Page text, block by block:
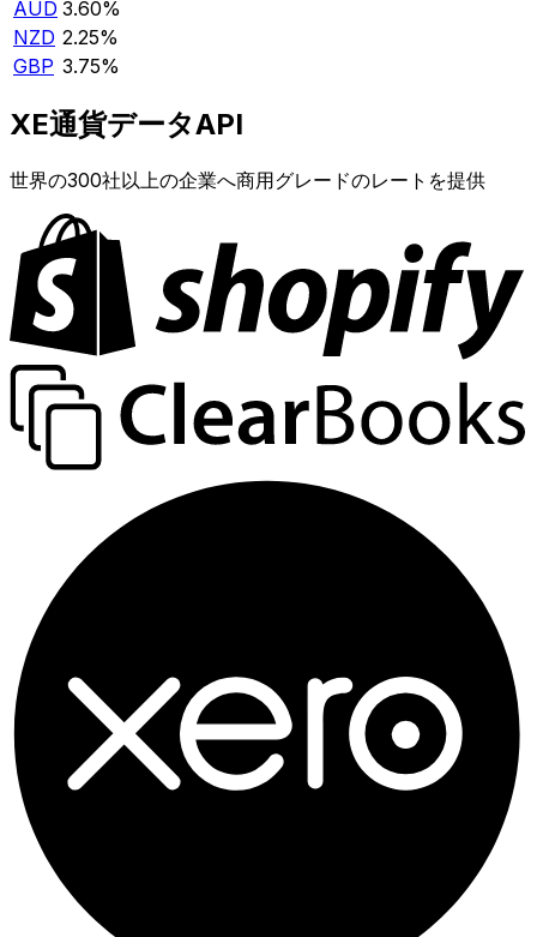
AUD 3.60%
NZD 2.25%
GBP 3.75%
XE通貨データAPI
世界の300社以上の企業へ商用グレードのレートを提供